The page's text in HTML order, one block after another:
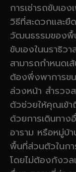
การเช่ารถขับเอ
วิธีที่สะดวกและ
วัฒนธรรมของพื้
ขับเองในนราธิ
สามารถกำหนดเ
ต้องพึ่งพาการข
ล่วงหน้า สำรวจ
ตัวช่วยให้คุณเข้
ด้วยการเดินทา
อาราม หรือหมู่บ้
พื้นที่ส่วนตัวในก
โดยไม่ต้องกังว